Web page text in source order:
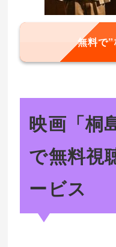
無料で
映画「桐
で無料視
ービス